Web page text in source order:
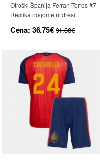
Otroški Španija Ferran Torres #7
Replika nogometni dresi
Rokav (+ hlače)
Cena: 36.75€ 91.88€